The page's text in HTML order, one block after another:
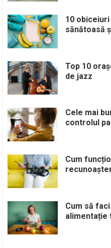
10
sănătoasă
Top 10
de jazz
Cele mai
controlul
Cum
Cum să
alimentație